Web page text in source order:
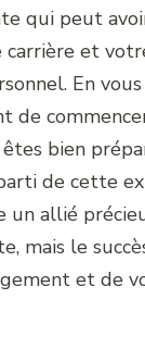
qui peut
carrière et
En
de
bien
de cette
un allié
mais le
et de